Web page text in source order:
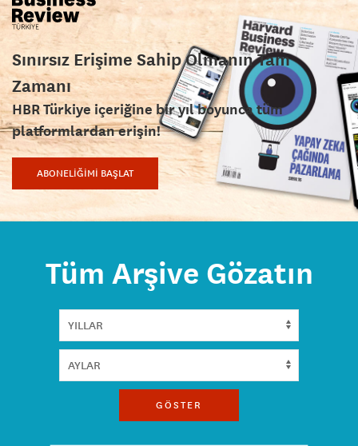
Sınırsız Erişime Sahip Olmanın Tam
Zamanı
HBR Türkiye içeriğine bir yıl boyunca tüm
platformlardan erişin!
ABONELİĞİMİ BAŞLAT
Tüm Arşive Gözatın
GÖSTER